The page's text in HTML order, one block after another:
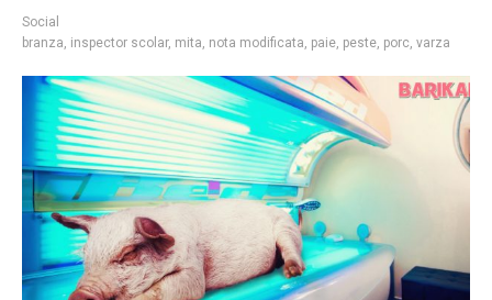
Social
branza, inspector scolar, mita, nota modificata, paie, peste, porc, varza